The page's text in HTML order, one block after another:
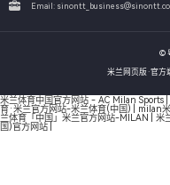
Email:
©
米兰网页版·官
米兰体育中国官方网站 - AC Milan Sports
育·米兰官方网站-米兰体育(中国)
milan
兰体育「中国」米兰官方网站-MILAN
米
国)官方网站